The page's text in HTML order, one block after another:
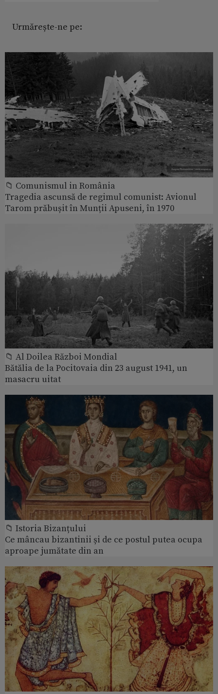
Urmărește-ne pe:
📁 Comunismul in România
Tragedia ascunsă de regimul comunist: Avionul
Tarom prăbușit în Munții Apuseni, în 1970
📁 Al Doilea Război Mondial
Bătălia de la Pocitovaia din 23 august 1941, un
masacru uitat
📁 Istoria Bizanțului
Ce mâncau bizantinii și de ce postul putea ocupa
aproape jumătate din an